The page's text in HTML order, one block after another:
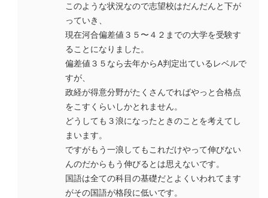
このような状況なので志望校はだんだんと下が
っていき、
現在河合偏差値３５〜４２までの大学を受験す
ることになりました。
偏差値３５なら去年からA判定出ているレベルで
すが、
政経が得意分野がたくさんでればやっと合格点
をこすくらいしかとれません。
どうしても３浪になったときのことを考えてし
まいます。
ですがもう一浪してもこれだけやって伸びない
んのだからもう伸びるとは思えないです。
国語は全ての科目の基礎だとよくいわれてます
がその国語が格段に低いです。